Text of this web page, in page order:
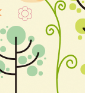
疾病
球